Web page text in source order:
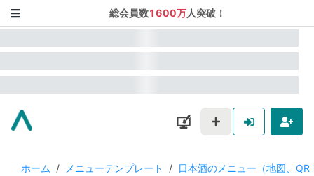
総会員数1600万人突破！
ホーム / メニューテンプレート / 日本酒のメニュー（地図、QR